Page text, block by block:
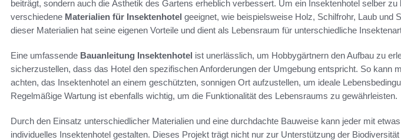
beiträgt, sondern auch die Ästhetik des Gartens erheblich verbessert. Um ein Insektenhotel selber zu
verschiedene Materialien für Insektenhotel geeignet, wie beispielsweise Holz, Schilfrohr, Laub und
dieser Materialien hat seine eigenen Vorteile und dient als Lebensraum für unterschiedliche
Eine umfassende Bauanleitung Insektenhotel ist unerlässlich, um Hobbygärtnern den Aufbau zu
sicherzustellen, dass das Hotel den spezifischen Anforderungen der Umgebung entspricht. So kann
achten, das Insektenhotel an einem geschützten, sonnigen Ort aufzustellen, um ideale
Regelmäßige Wartung ist ebenfalls wichtig, um die Funktionalität des Lebensraums zu gewährleisten.
Durch den Einsatz unterschiedlicher Materialien und eine durchdachte Bauweise kann jeder mit
individuelles Insektenhotel gestalten. Dieses Projekt trägt nicht nur zur Unterstützung der